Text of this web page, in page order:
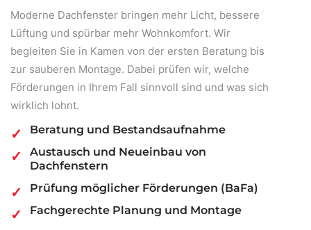
Moderne Dachfenster bringen mehr Licht, bessere
Lüftung und spürbar mehr Wohnkomfort. Wir
begleiten Sie in Kamen von der ersten Beratung bis
zur sauberen Montage. Dabei prüfen wir, welche
Förderungen in Ihrem Fall sinnvoll sind und was sich
wirklich lohnt.
Beratung und Bestandsaufnahme
Austausch und Neueinbau von
Dachfenstern
Prüfung möglicher Förderungen (BaFa)
Fachgerechte Planung und Montage